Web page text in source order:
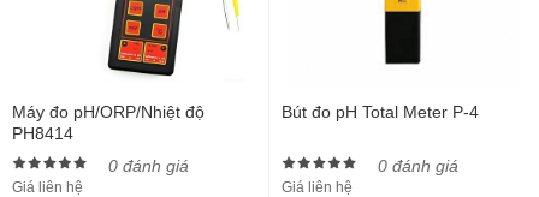
Máy đo pH/ORP/Nhiệt độ
PH8414
0 đánh giá
Giá liên hệ
Bút đo pH Total Meter P-4
0 đánh giá
Giá liên hệ